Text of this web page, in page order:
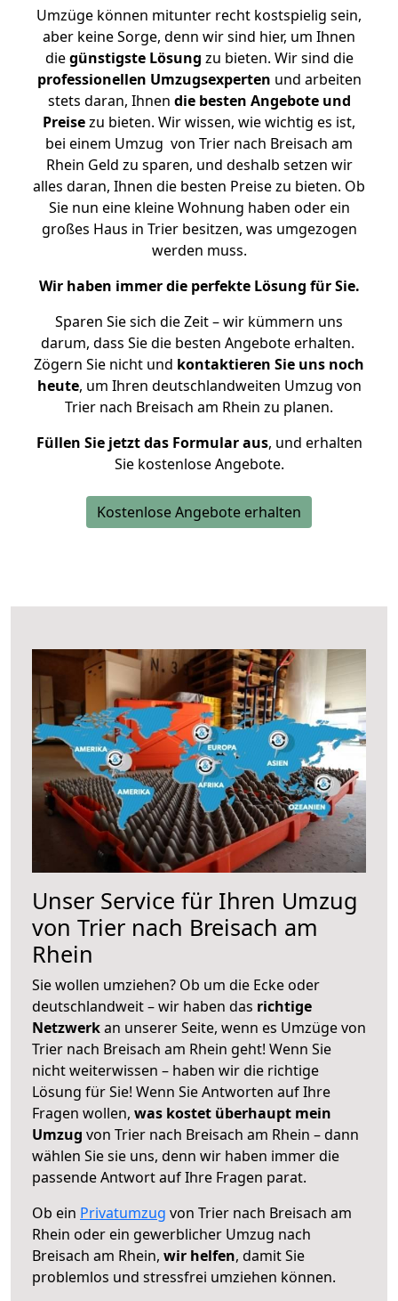
Umzüge können mitunter recht kostspielig sein,
aber keine Sorge, denn wir sind hier, um Ihnen
diegünstigste Lösung zu bieten. Wir sind die
professionellen Umzugsexperten und arbeiten
stets daran, Ihnen die besten Angebote und
Preisezu bieten. Wir wissen, wie wichtig es ist,
bei einem Umzug von Trier nach Breisach am
Rhein Geld zu sparen, und deshalb setzen wir
alles daran, Ihnen die besten Preise zu bieten. Ob
Sie nun eine kleine Wohnung haben oder ein
großes Haus in Trier besitzen, was umgezogen
werden muss.
Wir haben immer die perfekte Lösung für Sie.
Sparen Sie sich die Zeit – wir kümmern uns
darum, dass Sie die besten Angebote erhalten.
Zögern Sie nicht und kontaktieren Sie uns noch
heute, um Ihren deutschlandweiten Umzug von
Trier nach Breisach am Rhein zu planen.
Füllen Sie jetzt das Formular aus, und erhalten
Sie kostenlose Angebote.
Kostenlose Angebote erhalten
Unser Service für Ihren Umzug
von Trier nach Breisach am
Rhein
Sie wollen umziehen? Ob um die Ecke oder
deutschlandweit – wir haben das richtige
Netzwerkan unserer Seite, wenn es Umzüge von
Trier nach Breisach am Rhein geht! Wenn Sie
nicht weiterwissen – haben wir die richtige
Lösung für Sie! Wenn Sie Antworten auf Ihre
Fragen wollen, was kostet überhaupt mein
Umzug von Trier nach Breisach am Rhein – dann
wählen Sie sie uns, denn wir haben immer die
passende Antwort auf Ihre Fragen parat.
Ob ein Privatumzug von Trier nach Breisach am
Rhein oder ein gewerblicher Umzug nach
Breisach am Rhein, wir helfen, damit Sie
problemlos und stressfrei umziehen können.